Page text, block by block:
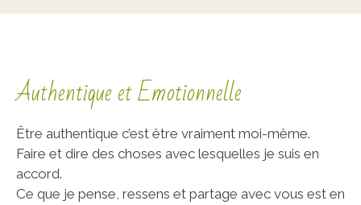
Authentique et Emotionnelle
Être authentique c’est être vraiment moi-même.
Faire et dire des choses avec lesquelles je suis en
accord.
Ce que je pense, ressens et partage avec vous est en